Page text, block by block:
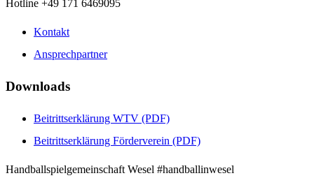
Hotline +49 171 6469095
Kontakt
Ansprechpartner
Downloads
Beitrittserklärung WTV (PDF)
Beitrittserklärung Förderverein (PDF)
Handballspielgemeinschaft Wesel #handballinwesel